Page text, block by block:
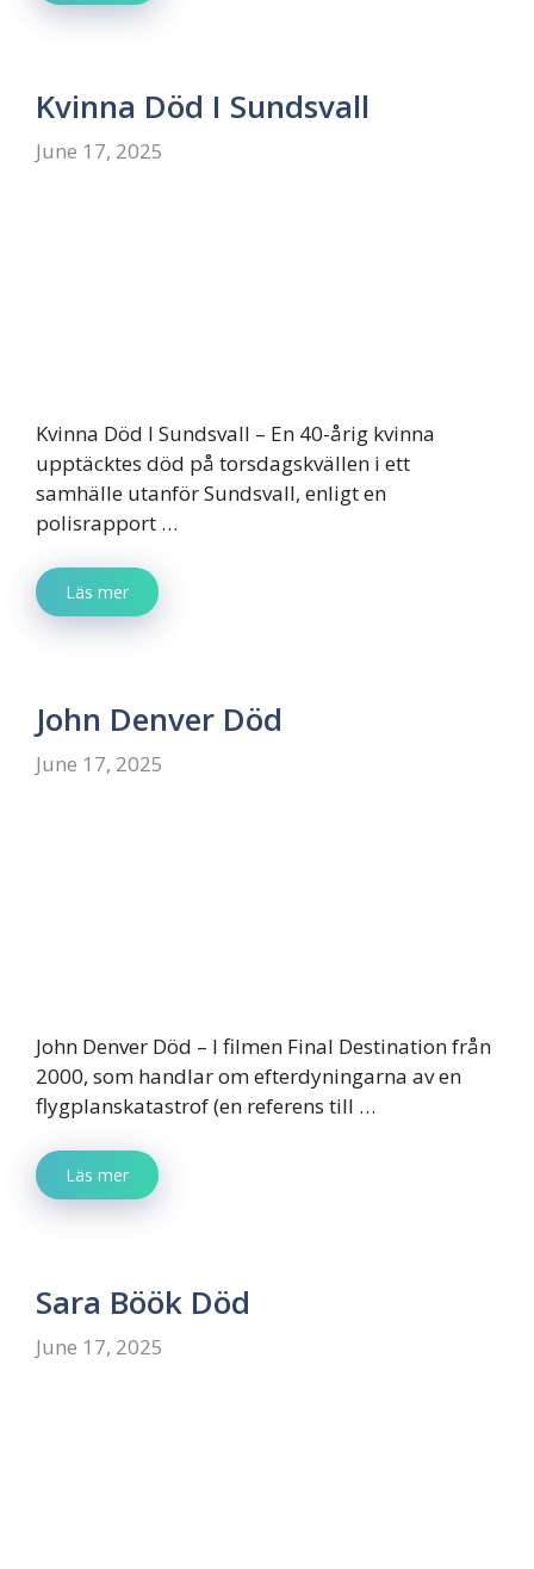
Kvinna Död I Sundsvall
June 17, 2025
Kvinna Död I Sundsvall – En 40-årig kvinna
upptäcktes död på torsdagskvällen i ett
samhälle utanför Sundsvall, enligt en
polisrapport …
Läs mer
John Denver Död
June 17, 2025
John Denver Död – I filmen Final Destination från
2000, som handlar om efterdyningarna av en
flygplanskatastrof (en referens till …
Läs mer
Sara Böök Död
June 17, 2025